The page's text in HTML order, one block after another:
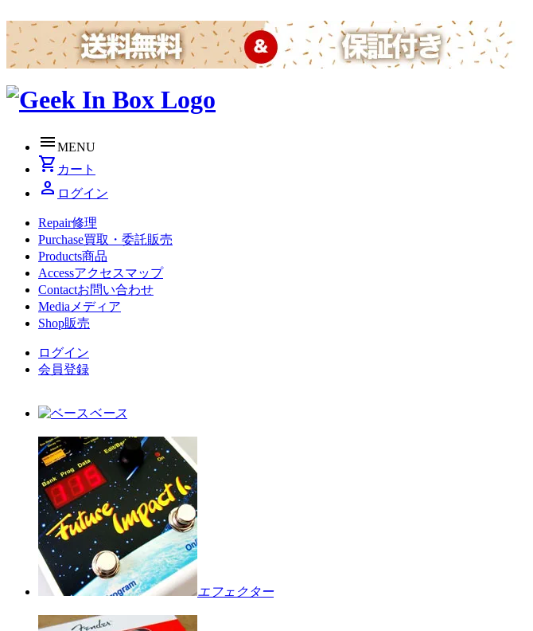
menuMENU
shopping_cart カート
person ログイン
Repair修理
Purchase買取・委託販売
Products商品
Accessアクセスマップ
Contactお問い合わせ
Media メディア
Shop販売
ログイン
会員登録
ベース
エフェクター